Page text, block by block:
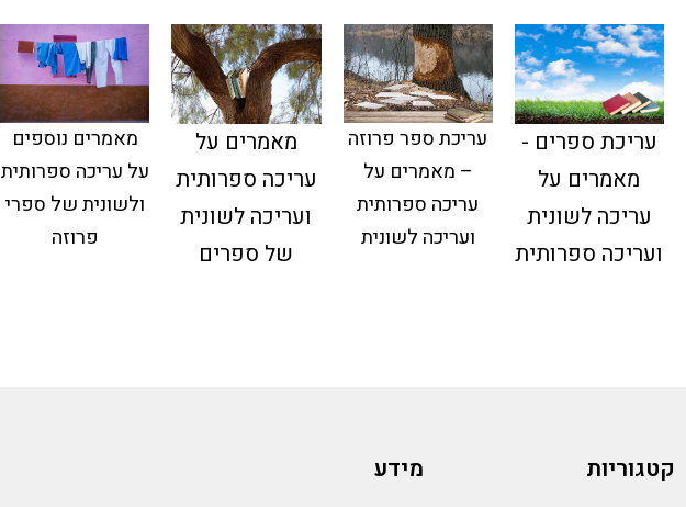
עריכת ספרים -
מאמרים על
עריכה לשונית
ועריכה ספרותית
עריכת ספר פרוזה
– מאמרים על
עריכה ספרותית
ועריכה לשונית
מאמרים על
עריכה ספרותית
ועריכה לשונית
של ספרים
מאמרים נוספים
על עריכה ספרותית
ולשונית של ספרי
פרוזה
קטגוריות מידע